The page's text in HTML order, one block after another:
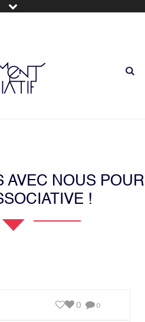
AVEC NOUS POUR
!
0
0